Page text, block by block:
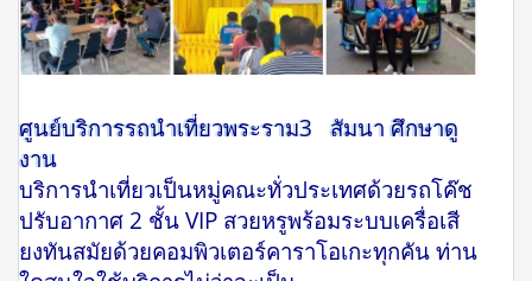
ศูนย์บริการรถนำเที่ยวพระราม3 สัมนา ศึกษาดู
งาน
บริการนำเที่ยวเป็นหมู่คณะทั่วประเทศด้วยรถโค๊ช
ปรับอากาศ 2 ชั้น VIP สวยหรูพร้อมระบบเครื่อเสี
ยงทันสมัยด้วยคอมพิวเตอร์คาราโอเกะทุกคัน ท่าน